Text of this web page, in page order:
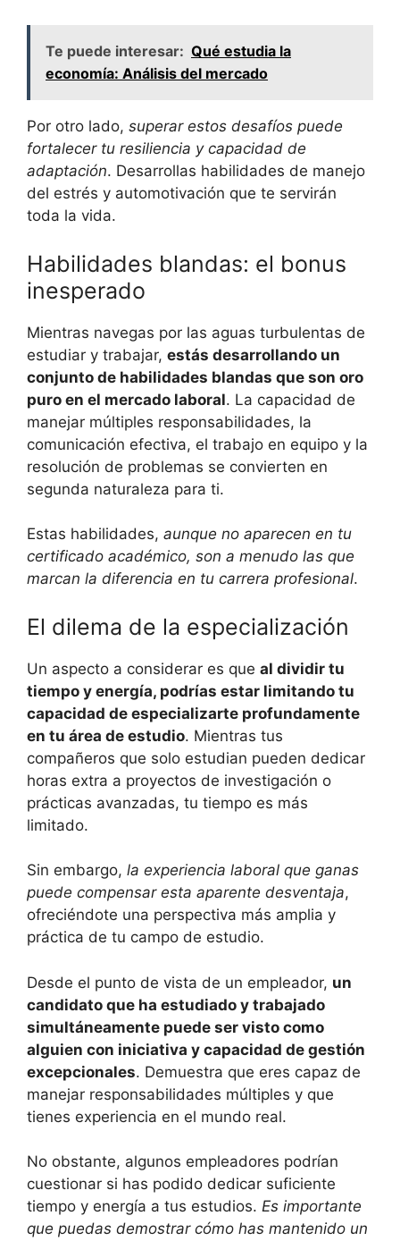
Te puede interesar: Qué estudia la
economía: Análisis del mercado
Por otro lado, superar estos desafíos puede
fortalecer tu resiliencia y capacidad de
adaptación. Desarrollas habilidades de manejo
del estrés y automotivación que te servirán
toda la vida.
Habilidades blandas: el bonus
inesperado
Mientras navegas por las aguas turbulentas de
estudiar y trabajar, estás desarrollando un
conjunto de habilidades blandas que son oro
puro en el mercado laboral. La capacidad de
manejar múltiples responsabilidades, la
comunicación efectiva, el trabajo en equipo y la
resolución de problemas se convierten en
segunda naturaleza para ti.
Estas habilidades, aunque no aparecen en tu
certificado académico, son a menudo las que
marcan la diferencia en tu carrera profesional.
El dilema de la especialización
Un aspecto a considerar es que al dividir tu
tiempo y energía, podrías estar limitando tu
capacidad de especializarte profundamente
en tu área de estudio. Mientras tus
compañeros que solo estudian pueden dedicar
horas extra a proyectos de investigación o
prácticas avanzadas, tu tiempo es más
limitado.
Sin embargo, la experiencia laboral que ganas
puede compensar esta aparente desventaja,
ofreciéndote una perspectiva más amplia y
práctica de tu campo de estudio.
Desde el punto de vista de un empleador, un
candidato que ha estudiado y trabajado
simultáneamente puede ser visto como
alguien con iniciativa y capacidad de gestión
excepcionales. Demuestra que eres capaz de
manejar responsabilidades múltiples y que
tienes experiencia en el mundo real.
No obstante, algunos empleadores podrían
cuestionar si has podido dedicar suficiente
tiempo y energía a tus estudios. Es importante
que puedas demostrar cómo has mantenido un